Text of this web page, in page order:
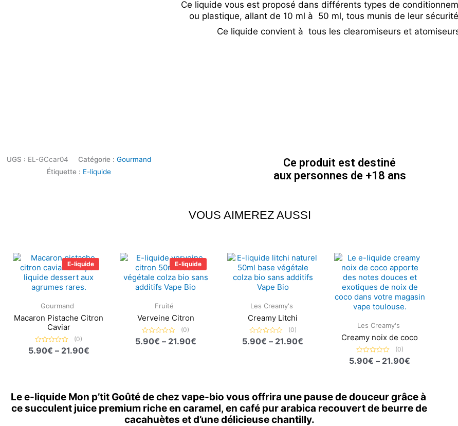
UGS : EL-GCcar04 Catégorie :Gourmand
Étiquette : E-liquide
Ce liquide vous est proposé dans différents types de
ou plastique, allant de 10 ml à 50 ml, tous munis de leur
Ce liquide convient à tous les clearomiseurs et
Ce produit est destiné
aux personnes de +18 ans
VOUS AIMEREZ AUSSI
E-liquide
Gourmand
Macaron Pistache Citron
Caviar
Note
0
(0)
5.90€ – 21.90€
de
prix :
5.90€
à
21.90€
E-liquide
Fruité
Verveine Citron
Note
0
(0)
5.90€ – 21.90€
de
prix :
5.90€
à
21.90€
Les Creamy's
Creamy Litchi
Note
0
(0)
5.90€ – 21.90€
de
prix :
5.90€
à
21.90€
Les Creamy's
Creamy noix de coco
Note
0
(0)
5.90€ – 21.90€
de
prix :
5.90€
à
21.90€
Le e-liquide Mon p’tit Goûté de chez vape-bio vous offrira une pause de douceur grâce à
ce succulent juice premium riche en caramel, en café pur arabica recouvert de beurre de
cacahuètes et d’une délicieuse chantilly.